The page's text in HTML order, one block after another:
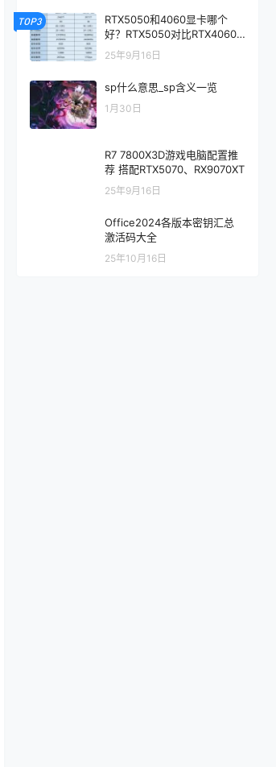
TOP3
RTX5050和4060显卡哪个
好？RTX5050对比RTX4060/
5060性能评测
25年9月16日
sp什么意思_sp含义一览
1月30日
R7 7800X3D游戏电脑配置推
荐 搭配RTX5070、RX9070XT
25年9月16日
Office2024各版本密钥汇总
激活码大全
25年10月16日